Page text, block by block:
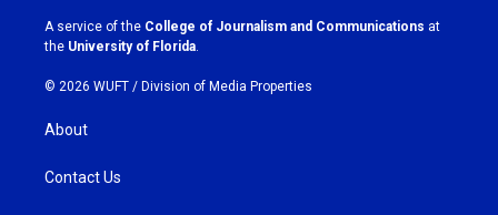
a
m
k
A service of the College of Journalism and Communications at
the University of Florida.
© 2026 WUFT / Division of Media Properties
About
Contact Us